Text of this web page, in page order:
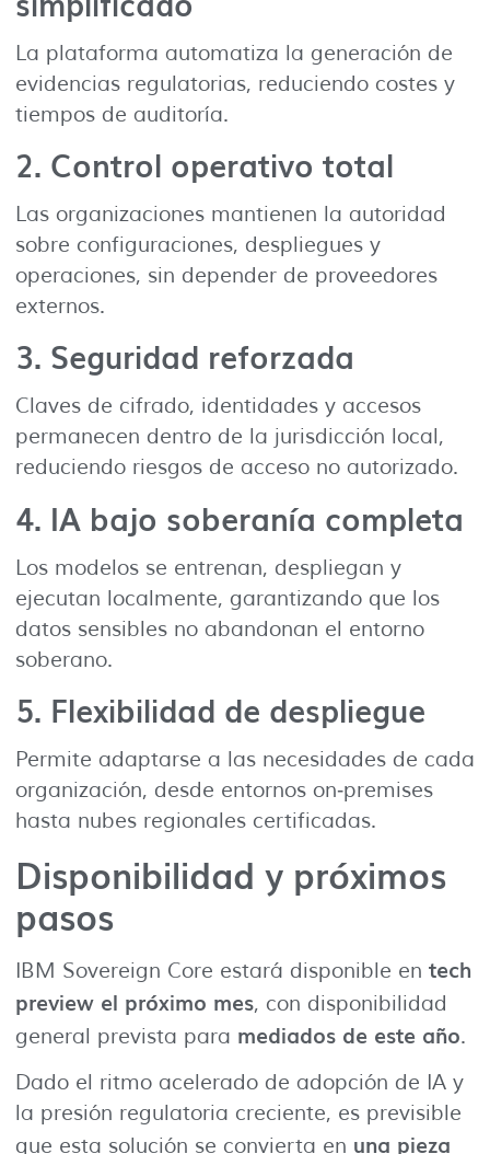
La plataforma automatiza la generación de
evidencias regulatorias, reduciendo costes y
tiempos de auditoría.
2. Control operativo total
Las organizaciones mantienen la autoridad
sobre configuraciones, despliegues y
operaciones, sin depender de proveedores
externos.
3. Seguridad reforzada
Claves de cifrado, identidades y accesos
permanecen dentro de la jurisdicción local,
reduciendo riesgos de acceso no autorizado.
4. IA bajo soberanía completa
Los modelos se entrenan, despliegan y
ejecutan localmente, garantizando que los
datos sensibles no abandonan el entorno
soberano.
5. Flexibilidad de despliegue
Permite adaptarse a las necesidades de cada
organización, desde entornos on‑premises
hasta nubes regionales certificadas.
Disponibilidad y próximos
pasos
IBM Sovereign Core estará disponible en tech
preview el próximo mes, con disponibilidad
general prevista para mediados de este año.
Dado el ritmo acelerado de adopción de IA y
la presión regulatoria creciente, es previsible
que esta solución se convierta en una pieza